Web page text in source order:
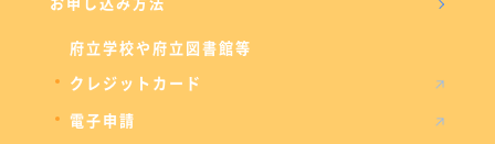
お申し込み方法
府立学校や府立図書館等
クレジットカード
電子申請